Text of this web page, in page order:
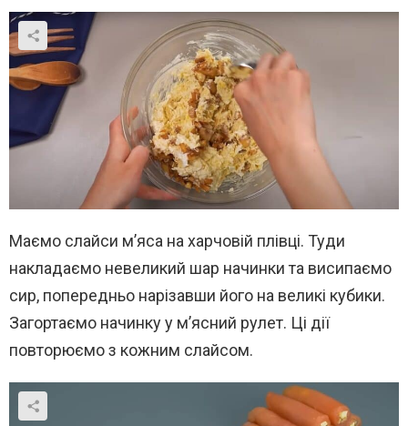
Маємо слайси м’яса на харчовій плівці. Туди
накладаємо невеликий шар начинки та висипаємо
сир, попередньо нарізавши його на великі кубики.
Загортаємо начинку у м’ясний рулет. Ці дії
повторюємо з кожним слайсом.